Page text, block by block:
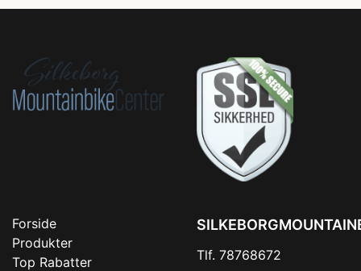
Forside
Produkter
Top Rabatter
Tlf. 78768672